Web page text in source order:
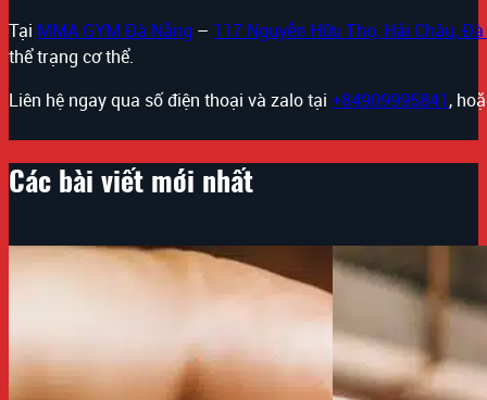
Tại MMA GYM Đà Nẵng – 117 Nguyễn Hữu Thọ, Hải Châu,
thể trạng cơ thể.
Liên hệ ngay qua số điện thoại và zalo tại +84909995841,
Các bài viết mới nhất